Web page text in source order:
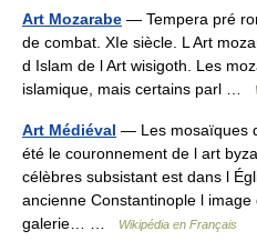
Art Mozarabe — Tempera pré
de combat. XIe siècle. L Art
d Islam de l Art wisigoth. Les
islamique, mais certains parl …
Art Médiéval — Les mosaïques
été le couronnement de l art
célèbres subsistant est dans l
ancienne Constantinople l
galerie… …
Wikipédia en Français